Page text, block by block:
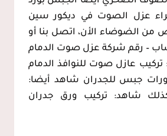
عزل الصوت في ديكور سين
من الضوضاء الأن، اتصل بنا أو
– رقم شركة عزل صوت الدمام
تركيب عازل صوت للنوافذ الدمام
جبس للجدران شاهد أيضا:
شاهد: تركيب ورق جدران